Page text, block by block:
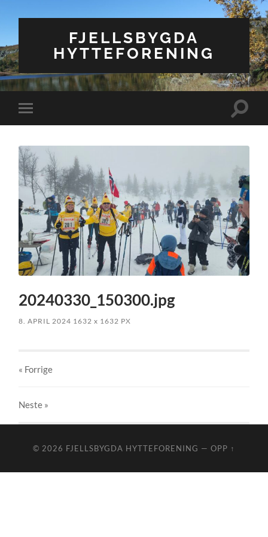
FJELLSBYGDA
HYTTEFORENING
Veksle
mobilmeny
Veksle
20240330_150300.jpg
8. APRIL 2024 1632x 1632 PX
« Forrige
Neste »
© 2026 FJELLSBYGDA HYTTEFORENING — OPP ↑